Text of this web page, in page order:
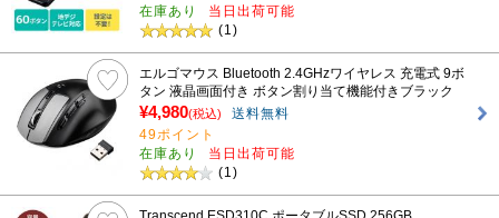
在庫あり
当日出荷可能
(1)
エルゴマウス Bluetooth 2.4GHzワイヤレス 充電式 9ボ
タン 液晶画面付き ボタン割り当て機能付きブラック
¥4,980(税込)
送料無料
49ポイント
在庫あり
当日出荷可能
(1)